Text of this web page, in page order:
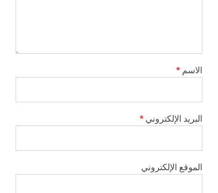
الاسم *
البريد الإلكتروني *
الموقع الإلكتروني